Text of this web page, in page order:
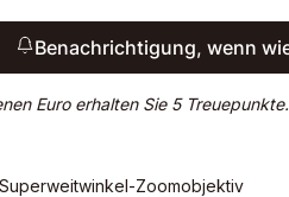
Benachrichtigung, wenn
Euro erhalten Sie 5 Treuepunkte.
Zoomobjektiv